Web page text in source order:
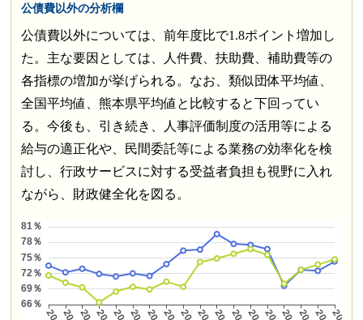
公債費以外の分析欄
公債費以外については、前年度比で1.8ポイント増加し
た。主な要因としては、人件費、扶助費、補助費等の
各指標の増加が挙げられる。なお、類似団体平均値、
全国平均値、熊本県平均値と比較すると下回ってい
る。今後も、引き続き、人事評価制度の活用等による
給与の適正化や、民間委託等による業務の効率化を検
討し、行政サービスに対する受益者負担も視野に入れ
ながら、財政健全化を図る。